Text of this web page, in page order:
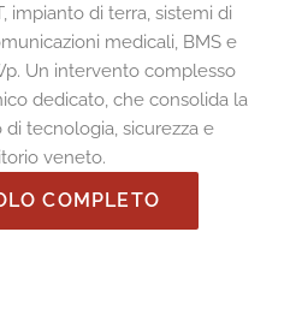
impianto di terra, sistemi di
medicali, BMS e
Un intervento complesso
dedicato, che consolida la
tecnologia, sicurezza e
veneto.
COMPLETO